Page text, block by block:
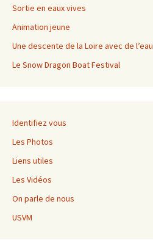
Sortie en eaux vives
Animation jeune
Une descente de la Loire avec de l’eau
Le Snow Dragon Boat Festival
Identifiez vous
Les Photos
Liens utiles
Les Vidéos
On parle de nous
USVM